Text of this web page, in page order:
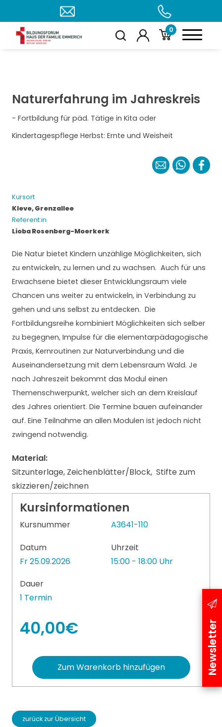
Newsletter
0
Naturerfahrung im Jahreskreis
- Fortbildung für päd. Tätige in Kita oder
Kindertagespflege Herbst: Ernte und Weisheit
Referent:in
Lioba Rosenberg-Moerkerk
Kursort
Kleve, Grenzallee
Die Natur bietet Kindern unzählige Möglichkeiten, sich
zu entwickeln, zu lernen und zu wachsen. Auch für uns
Erwachsene bietet dieser Entwicklungsraum viele
Chancen uns weiter zu entwickeln, in Verbindung zu
gehen und uns selbst zu entdecken. Die
Fortbildungsreihe kombiniert Möglichkeiten sich selber
zu begegnen, Impulse für die elementarpädagogische
Praxis, Kernroutinen zur Naturverbindung und die
Auseinandersetzung mit dem Lebensraum Wald. Je
nach Jahreszeit bekommt das Modul einen
Themenschwerpunkt, welcher sich an dem Kreislauf
des Jahres orientiert. Die Termine bauen aufeinander
auf. Eine Teilnahme an allen Modulen ist jedoch nicht
zwingend notwendig.
Material:
Sitzunterlage, Zeichenblätter/Block, Stifte zum
skizzieren/zeichnen
Kursinformationen
Kursnummer
A3641-110
Datum
Fr 25.09.2026
Uhrzeit
15:00 - 18:00 Uhr
Dauer
1 Termin
40,00€
Zum Warenkorb hinzufügen
zurück zur Übersicht